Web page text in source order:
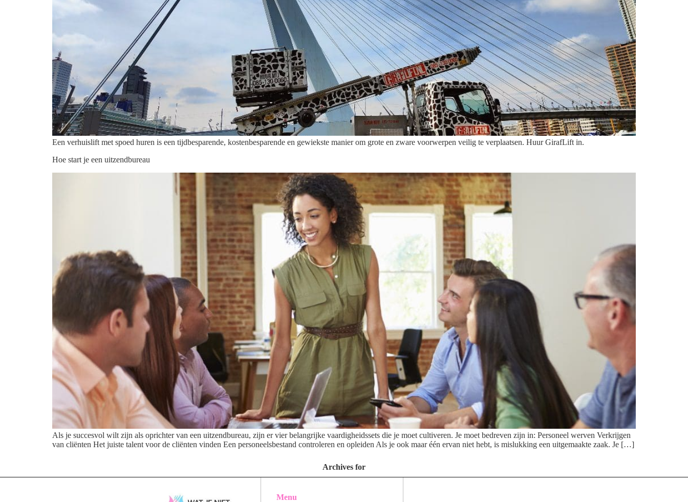
Een verhuislift met spoed huren is een tijdbesparende, kostenbesparende en gewiekste manier om grote en zware voorwerpen veilig te verplaatsen. Huur GirafLift in.
Hoe start je een uitzendbureau
Als je succesvol wilt zijn als oprichter van een uitzendbureau, zijn er vier belangrijke vaardigheidssets die je moet cultiveren. Je moet bedreven zijn in: Personeel werven Verkrijgen
van cliënten Het juiste talent voor de cliënten vinden Een personeelsbestand controleren en opleiden Als je ook maar één ervan niet hebt, is mislukking een uitgemaakte zaak. Je […]
Archives for
Menu